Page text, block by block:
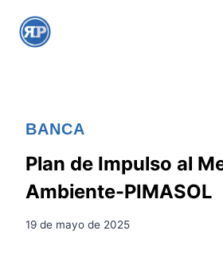
BANCA
Plan de Impulso al
Ambiente-PIMASOL
19 de mayo de 2025